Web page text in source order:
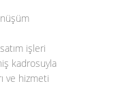
işleri
kadrosuyla
ve hizmeti